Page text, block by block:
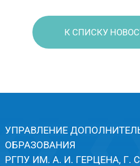
К СПИСКУ
УПРАВЛЕНИЕ
ОБРАЗОВАНИЯ
РГПУ ИМ. А. И. ГЕРЦЕНА, Г.